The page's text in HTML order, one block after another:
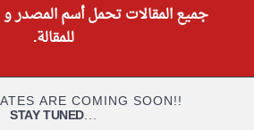
جميع المقالات تحمل أسم المصدر و
للمقالة.
ARE COMING SOON!!
STAY TUNED...